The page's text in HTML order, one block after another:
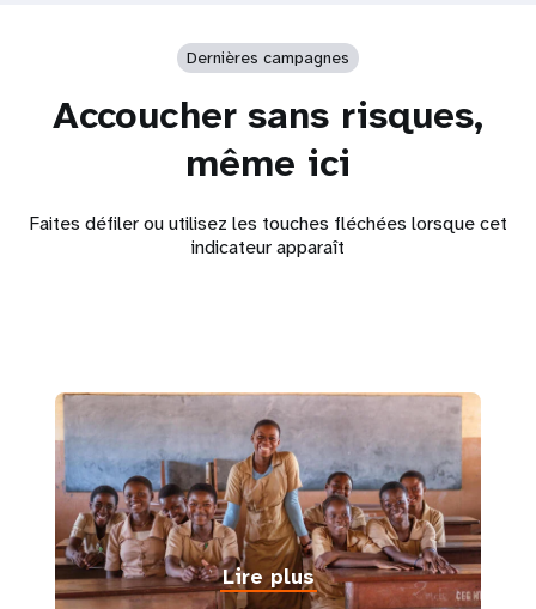
Dernières campagnes
Accoucher sans risques,
même ici
Faites défiler ou utilisez les touches fléchées lorsque cet
indicateur apparaît
Lire plus